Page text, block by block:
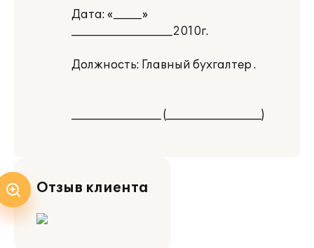
Дата: «_____»
__________________2010г.
Должность: Главный бухгалтер .
________________ (_________________)
Отзыв клиента